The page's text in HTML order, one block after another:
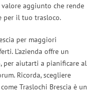
aggiunto che rende
per il tuo trasloco.
per maggiori
L’azienda offre un
per aiutarti a pianificare al
Ricorda, scegliere
Traslochi Brescia è un